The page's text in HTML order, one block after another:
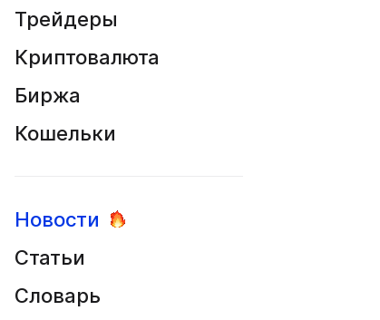
Трейдеры
Криптовалюта
Биржа
Кошельки
Новости
Статьи
Словарь